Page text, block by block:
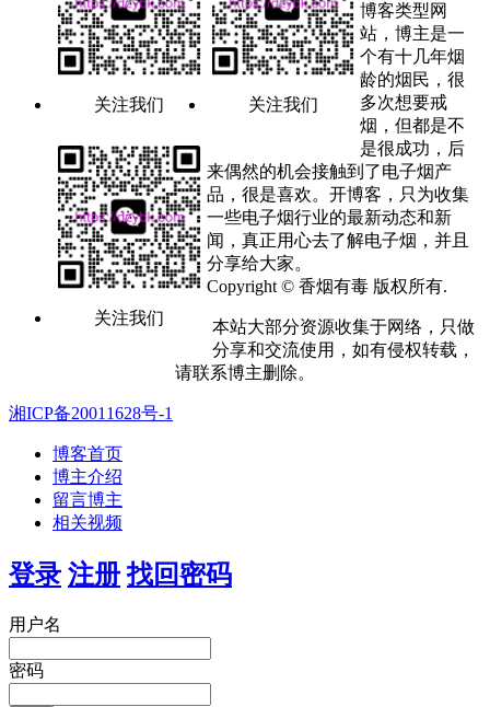
关注我们 关注我们
关注我们
博客类型网
站，博主是一
个有十几年烟
龄的烟民，很
多次想要戒
烟，但都是不
是很成功，后
来偶然的机会接触到了电子烟产
品，很是喜欢。开博客，只为收集
一些电子烟行业的最新动态和新
闻，真正用心去了解电子烟，并且
分享给大家。
Copyright © 香烟有毒 版权所有.
本站大部分资源收集于网络，只做
分享和交流使用，如有侵权转载，
请联系博主删除。
湘ICP备20011628号-1
博客首页
博主介绍
留言博主
相关视频
登录 注册 找回密码
用户名
密码